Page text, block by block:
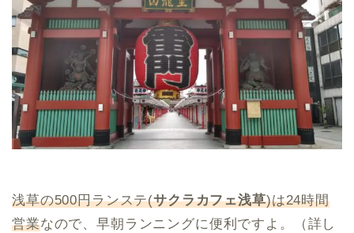
浅草の500円ランステ(サクラカフェ浅草)は24時間
営業なので、早朝ランニングに便利ですよ。（詳し